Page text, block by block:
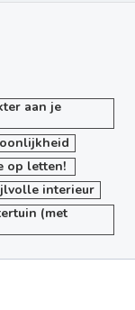
aan je
op letten!
interieur
(met